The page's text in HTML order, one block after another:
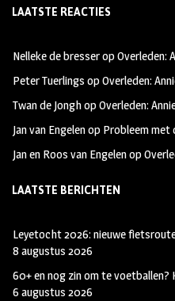
b
oo
k
ag
m
tt
LAATSTE REACTIES
Nelleke de bresseropOverleden:
Peter Tuerlings opOverleden:
Twan de JonghopOverleden:
Jan van Engelenop Probleem met
Jan en Roos van Engelenop
LAATSTE BERICHTEN
Leyetocht 2026: nieuwe
8 augustus 2026
60+ en nog zin om te voetballen?
6 augustus 2026